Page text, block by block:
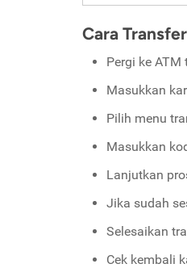
Cara
Pergi ke ATM
Masukkan
Pilih menu
Masukkan
Lanjutkan
Jika sudah
Selesaikan
Cek kembali